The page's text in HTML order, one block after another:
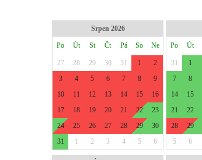
Srpen 2026
Po Út St Čt Pá So Ne
27 28 29 30 31 1
2
3
4 5 6 7 8
9
10
11 12 13 14 15
16
17
18 19 20 21 22
23
24
25 26 27 28 29
30
31
1 2 3 4 5 6
Po Út
31 1
7
8
14
15
21
22
28
29
5
6